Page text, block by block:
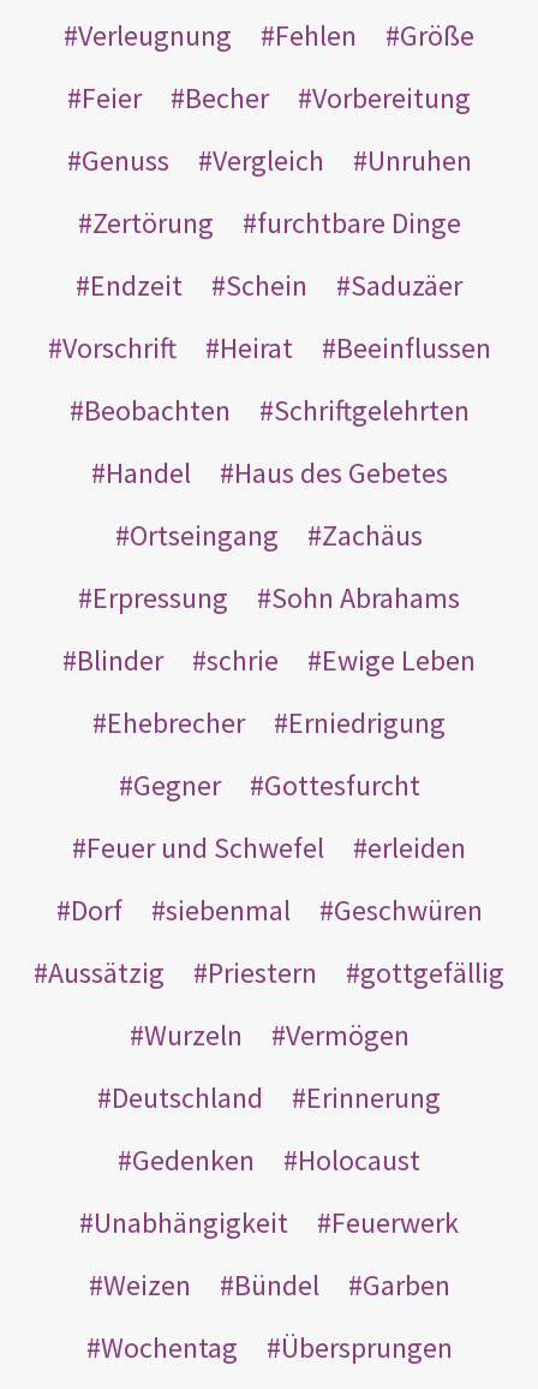
Verleugnung Fehlen
Größe
Feier
Becher
Vorbereitung
Genuss
Vergleich
Unruhen
Zertörung
furchtbare Dinge
Endzeit
Schein
Saduzäer
Vorschrift
Heirat
Beeinflussen
Beobachten
Schriftgelehrten
Handel
Haus des Gebetes
Ortseingang
Zachäus
Erpressung
Sohn Abrahams
Blinder
schrie
Ewige Leben
Ehebrecher
Erniedrigung
Gegner
Gottesfurcht
Feuer und Schwefel
erleiden
Dorf
siebenmal
Geschwüren
Aussätzig
Priestern
gottgefällig
Wurzeln
Vermögen
Deutschland
Erinnerung
Gedenken
Holocaust
Unabhängigkeit
Feuerwerk
Weizen
Bündel
Garben
Wochentag
Übersprungen